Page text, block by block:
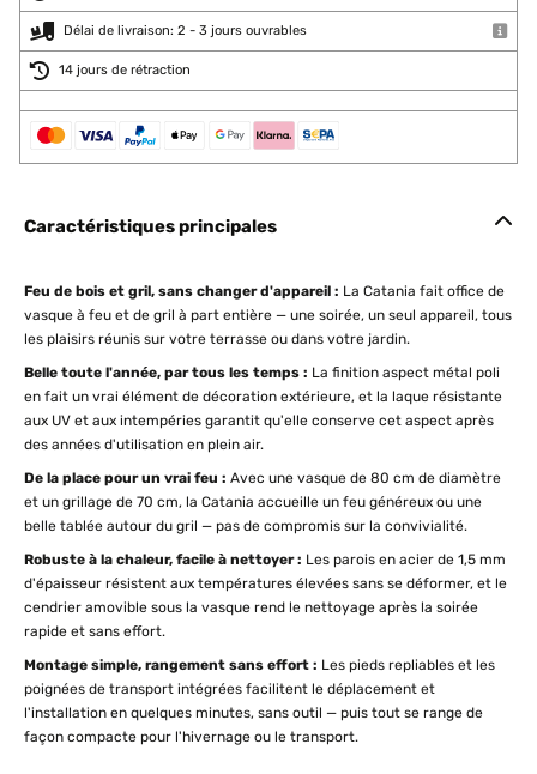
Délai de livraison: 2 - 3 jours ouvrables
14 jours de rétraction
Caractéristiques principales
Feu de bois et gril, sans changer d'appareil : La Catania fait office de
vasque à feu et de gril à part entière — une soirée, un seul appareil, tous
les plaisirs réunis sur votre terrasse ou dans votre jardin.
Belle toute l'année, par tous les temps : La finition aspect métal poli
en fait un vrai élément de décoration extérieure, et la laque résistante
aux UV et aux intempéries garantit qu'elle conserve cet aspect après
des années d'utilisation en plein air.
De la place pour un vrai feu : Avec une vasque de 80 cm de diamètre
et un grillage de 70 cm, la Catania accueille un feu généreux ou une
belle tablée autour du gril — pas de compromis sur la convivialité.
Robuste à la chaleur, facile à nettoyer : Les parois en acier de 1,5 mm
d'épaisseur résistent aux températures élevées sans se déformer, et le
cendrier amovible sous la vasque rend le nettoyage après la soirée
rapide et sans effort.
Montage simple, rangement sans effort : Les pieds repliables et les
poignées de transport intégrées facilitent le déplacement et
l'installation en quelques minutes, sans outil — puis tout se range de
façon compacte pour l'hivernage ou le transport.